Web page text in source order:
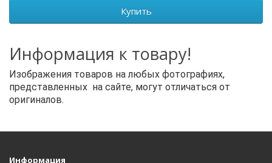
Купить
Информация к товару!
Изображения товаров на любых фотографиях,
представленных на сайте, могут отличаться от
оригиналов.
Информация